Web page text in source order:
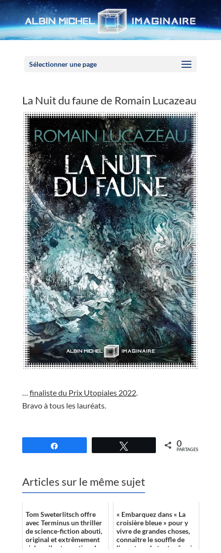
Sélectionner une page
La Nuit du faune de Romain Lucazeau
… finaliste du Prix Utopiales 2022.
Bravo à tous les lauréats.
0
PARTAGES
Articles sur le même sujet
Tom Sweterlitsch offre
avec Terminus un thriller
de science-fiction abouti,
original et extrêmement
riche – il est question de
« Embarquez dans « La
croisière bleue » pour y
vivre de grandes choses,
connaître le souffle de
l’aventure, le tout grâce à
Panneau de gestion des cookies